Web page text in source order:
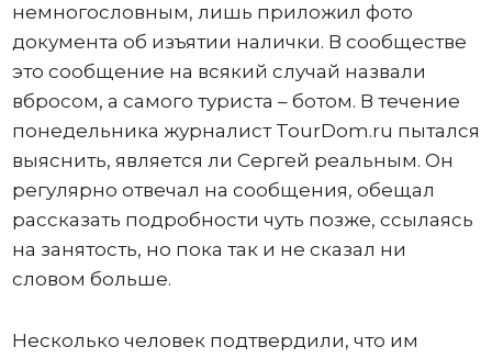
немногословным, лишь приложил фото
документа об изъятии налички. В сообществе
это сообщение на всякий случай назвали
вбросом, а самого туриста – ботом. В течение
понедельника журналист TourDom.ru пытался
выяснить, является ли Сергей реальным. Он
регулярно отвечал на сообщения, обещал
рассказать подробности чуть позже, ссылаясь
на занятость, но пока так и не сказал ни
словом больше.
Несколько человек подтвердили, что им